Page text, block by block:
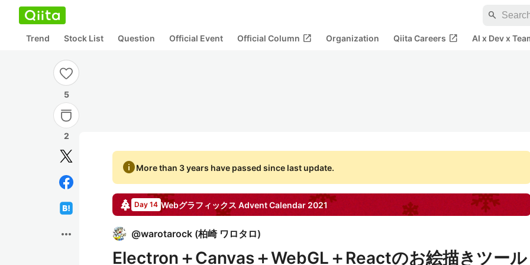
search
Trend Stock List Question Official Event Official Column open_in_new Organization Qiita Careers open_in_new AI x Dev x
5
2
more_horiz
infoMore than 3 years have passed since last update.
Day 14 Webグラフィックス Advent Calendar 2021
@warotarock (柏崎 ワロタロ)
Electron＋Canvas＋WebGL＋Reactのお絵描きツール